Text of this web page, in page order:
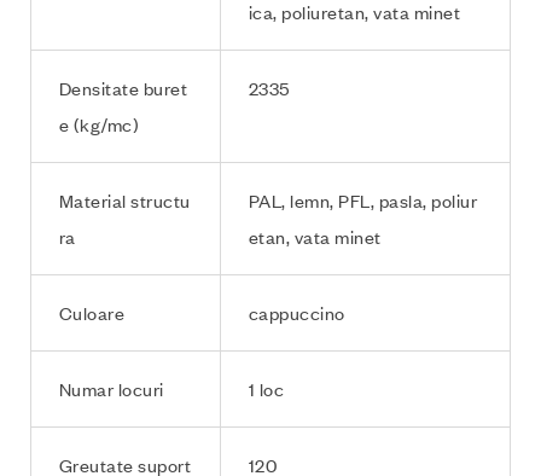
ica, poliuretan, vata minet
Densitate buret
e (kg/mc)
2335
Material structu
ra
PAL, lemn, PFL, pasla, poliur
etan, vata minet
Culoare cappuccino
Numar locuri 1 loc
Greutate suport 120